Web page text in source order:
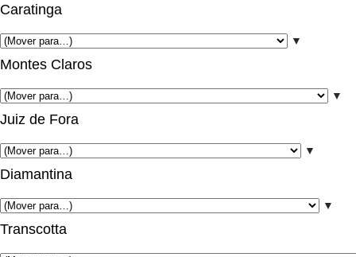
Caratinga
▼
Montes Claros
▼
Juiz de Fora
▼
Diamantina
▼
Transcotta